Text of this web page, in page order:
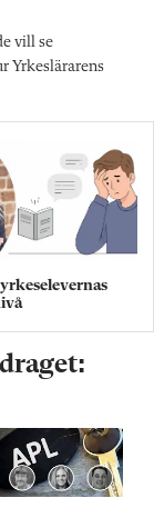
vill se
Yrkeslärarens